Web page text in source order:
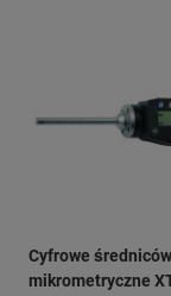
Cyfrowe
mikrometryczne